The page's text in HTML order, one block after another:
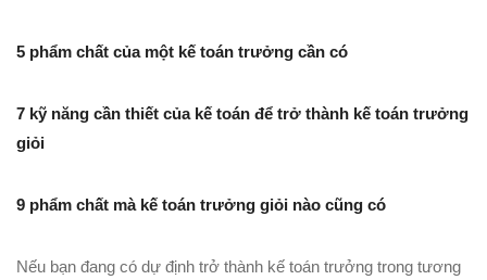
5 phẩm chất của một kế toán trưởng cần có
7 kỹ năng cần thiết của kế toán để trở thành kế toán trưởng
giỏi
9 phẩm chất mà kế toán trưởng giỏi nào cũng có
Nếu bạn đang có dự định trở thành kế toán trưởng trong tương